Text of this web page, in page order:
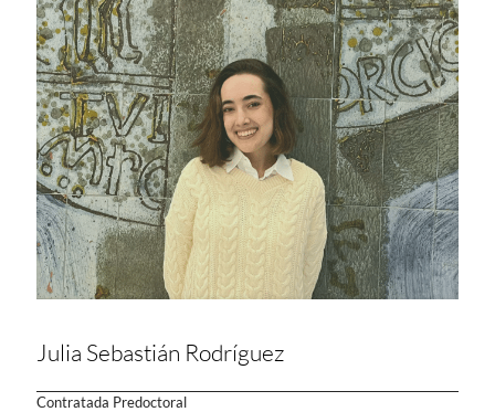
Julia Sebastián Rodríguez
Contratada Predoctoral